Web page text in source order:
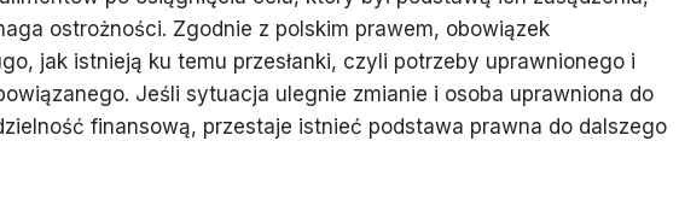
ostrożności. Zgodnie z polskim prawem, obowiązek
jak istnieją ku temu przesłanki, czyli potrzeby uprawnionego i
Jeśli sytuacja ulegnie zmianie i osoba uprawniona do
finansową, przestaje istnieć podstawa prawna do dalszego